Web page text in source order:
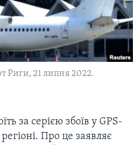
Риги, 21 липня 2022.
за серією збоїв у GPS-
Про це заявляє